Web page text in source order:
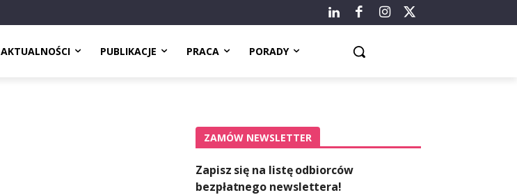
AKTUALNOŚCI PUBLIKACJE PRACA PORADY
ZAMÓW NEWSLETTER
Zapisz się na listę odbiorców
bezpłatnego newslettera!